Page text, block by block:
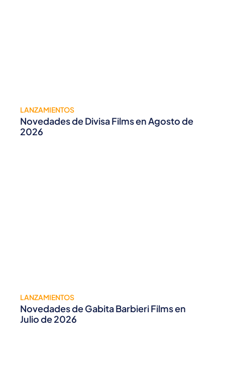
LANZAMIENTOS
Novedades de Divisa Films en Agosto de
2026
LANZAMIENTOS
Novedades de Gabita Barbieri Films en
Julio de 2026